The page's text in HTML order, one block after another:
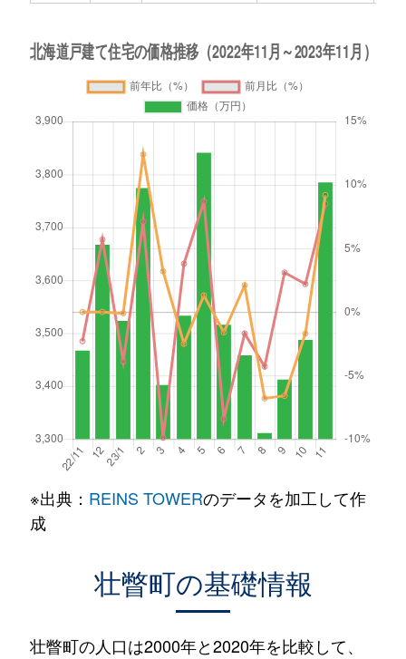
※出典： REINS TOWERのデータを加工して作
成
壮瞥町の基礎情報
壮瞥町の人口は2000年と2020年を比較して、